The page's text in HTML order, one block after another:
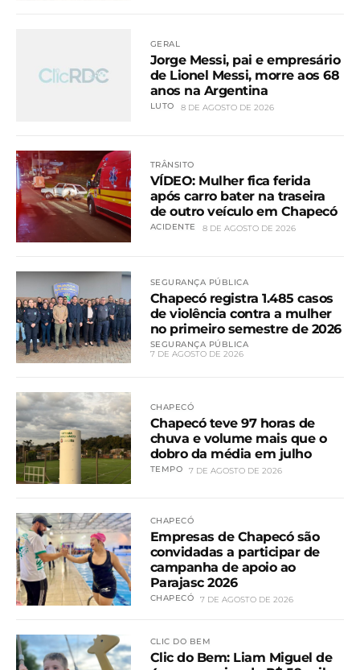
GERAL
Jorge Messi, pai e empresário
de Lionel Messi, morre aos 68
anos na Argentina
LUTO 8 DE AGOSTO DE 2026
TRÂNSITO
VÍDEO: Mulher fica ferida
após carro bater na traseira
de outro veículo em Chapecó
ACIDENTE 8 DE AGOSTO DE 2026
SEGURANÇA PÚBLICA
Chapecó registra 1.485 casos
de violência contra a mulher
no primeiro semestre de 2026
SEGURANÇA PÚBLICA
7 DE AGOSTO DE 2026
CHAPECÓ
Chapecó teve 97 horas de
chuva e volume mais que o
dobro da média em julho
TEMPO 7 DE AGOSTO DE 2026
CHAPECÓ
Empresas de Chapecó são
convidadas a participar de
campanha de apoio ao
Parajasc 2026
CHAPECÓ 7 DE AGOSTO DE 2026
CLIC DO BEM
Clic do Bem: Liam Miguel de